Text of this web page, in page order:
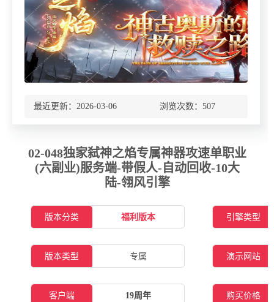
最近更新：2026-03-06 浏览次数： 507
02-048独家弑神之焰专属神器攻速单职业
(六副业)服务端-带假人-自动回收-10大
陆-翎风引擎
版本分类 福利版本 引擎类型
版本类型 专属 演示网站
客户端 19周年 购买价格